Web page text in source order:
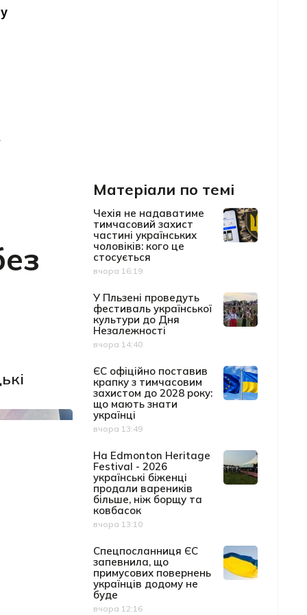
Матеріали по темі
Чехія не надаватиме
тимчасовий захист
частині українських
чоловіків: кого це
стосується
Дата публікації
вчора 16:19
У Пльзені проведуть
фестиваль української
культури до Дня
Незалежності
Дата публікації
вчора 14:40
ЄС офіційно поставив
крапку з тимчасовим
захистом до 2028 року:
що мають знати
українці
Дата публікації
вчора 13:49
На Edmonton Heritage
Festival - 2026
українські біженці
продали вареників
більше, ніж борщу та
ковбасок
Дата публікації
вчора 13:10
Спецпосланниця ЄС
запевнила, що
примусових повернень
українців додому не
буде
Дата публікації
вчора 12:16